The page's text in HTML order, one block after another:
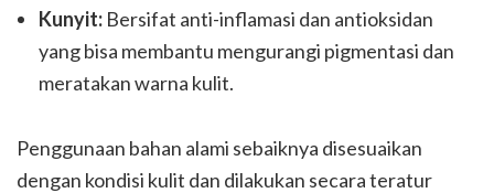
Kunyit: Bersifat anti-inflamasi dan antioksidan
yang bisa membantu mengurangi pigmentasi dan
meratakan warna kulit.
Penggunaan bahan alami sebaiknya disesuaikan
dengan kondisi kulit dan dilakukan secara teratur